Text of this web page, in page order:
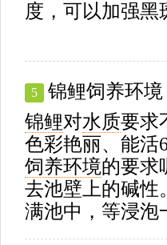
度，可以加强黑
5
锦鲤饲养环境
锦鲤对水质要求
色彩艳丽、能活
饲养环境的要求
去池壁上的碱性
满池中，等浸泡